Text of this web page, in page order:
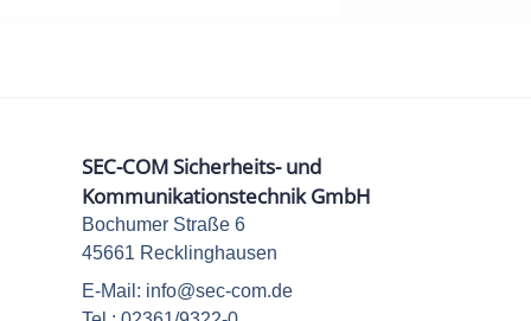
SEC-COM Sicherheits- und
Kommunikationstechnik GmbH
Bochumer Straße 6
45661 Recklinghausen
E-Mail: info@sec-com.de